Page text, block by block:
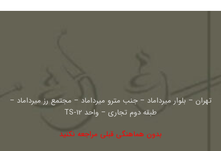
تهران – بلوار میرداماد – جنب مترو میرداماد – مجتمع رز میرداماد –
طبقه دوم تجاری – واحد TS-12
بدون هماهنگی قبلی مراجعه نکنید